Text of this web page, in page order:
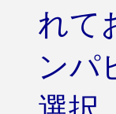
れて
ンパ